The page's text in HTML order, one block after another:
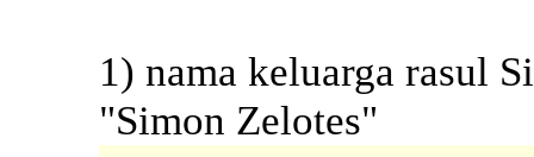
1) nama keluarga rasul
"Simon Zelotes"